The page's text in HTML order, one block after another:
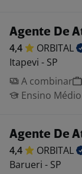
Agente De
4,4
ORBITAL
Itapevi - SP
A combinar
Ensino
Agente De
4,4
ORBITAL
Barueri - SP